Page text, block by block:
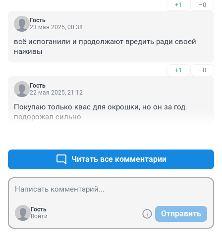
+1 –0
Гость
23 мая 2025, 00:38
всё испоганили и продолжают вредить ради своей
наживы
+1 –0
Гость
22 мая 2025, 21:12
Покупаю только квас для окрошки, но он за год
подорожал сильно
Читать все комментарии
Гость
Войти
Отправить